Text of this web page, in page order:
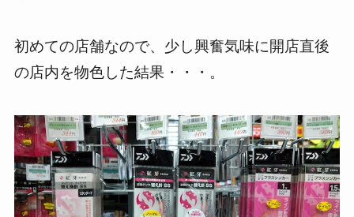
初めての店舗なので、少し興奮気味に開店直後
の店内を物色した結果・・・。